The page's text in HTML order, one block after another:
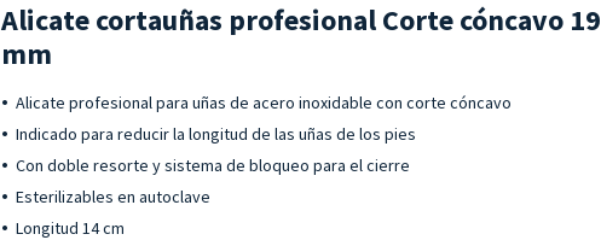
Alicate cortauñas profesional Corte cóncavo 19
mm
Alicate profesional para uñas de acero inoxidable con corte cóncavo
Indicado para reducir la longitud de las uñas de los pies
Con doble resorte y sistema de bloqueo para el cierre
Esterilizables en autoclave
Longitud 14 cm